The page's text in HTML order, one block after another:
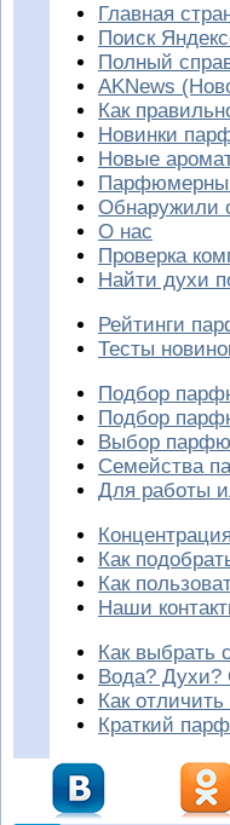
Главная
Поиск
Полный
AKNews
Как
Новинки
Новые
Обнаружили
О нас
Проверка
Найти духи
Рейтинги
Тесты
Подбор
Подбор
Выбор
Семейства
Для работы
Как
Как
Наши
Как
Вода? Духи?
Как
Краткий